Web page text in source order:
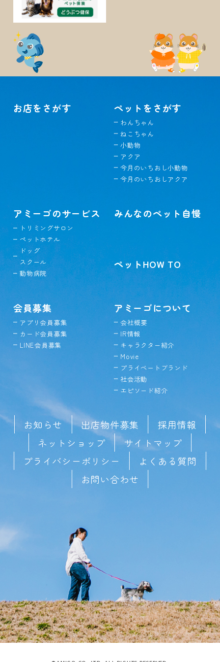
お店をさがす ペットをさがす
わんちゃん
ねこちゃん
小動物
アクア
今月のいちおし小動物
今月のいちおしアクア
アミーゴのサービス
トリミングサロン
ペットホテル
ドッグ
スクール
動物病院
みんなのペット自慢
ペットHOW TO
会員募集
アプリ会員募集
カード会員募集
LINE会員募集
アミーゴについて
会社概要
IR情報
キャラクター紹介
Movie
プライベートブランド
社会活動
エピソード紹介
お知らせ 出店物件募集
採用情報
ネットショップ
サイトマップ
プライバシーポリシー
よくある質問
お問い合わせ